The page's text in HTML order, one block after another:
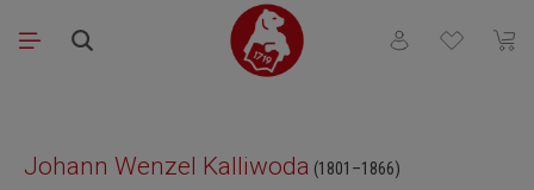
Zum Hauptinhalt springen
Du hast 0
Johann Wenzel Kalliwoda (1801–1866)